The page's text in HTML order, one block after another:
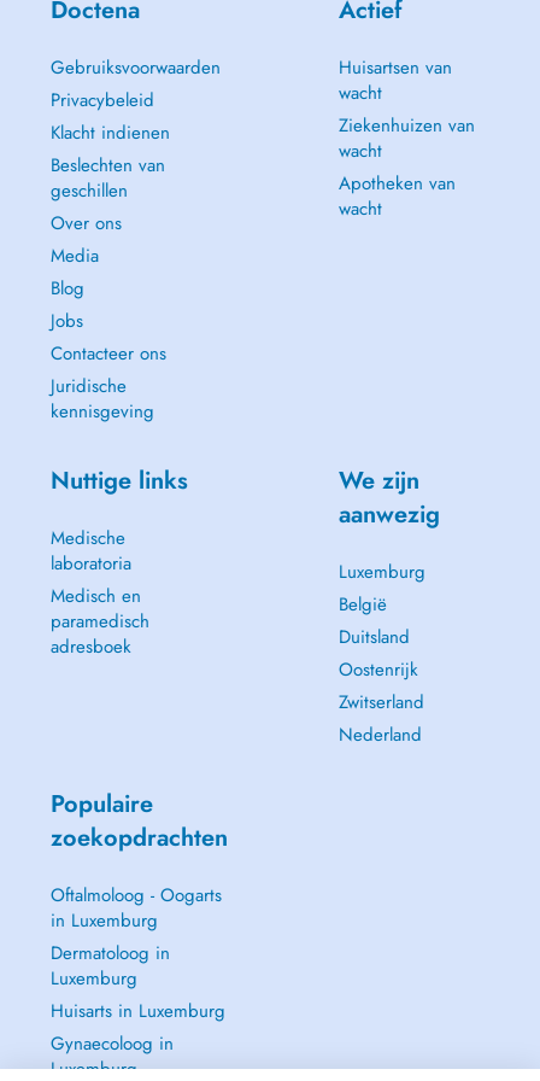
- Doigt à ressaut
Il est agréé et opère au Centre Hospitalier du Nord à Wiltz.
Doctena
Gebruiksvoorwaarden
Privacybeleid
Klacht indienen
Beslechten van
geschillen
Over ons
Media
Blog
Jobs
Contacteer ons
Juridische
kennisgeving
Actief
Huisartsen van
wacht
Ziekenhuizen van
wacht
Apotheken van
wacht
Nuttige links
Medische
laboratoria
Medisch en
paramedisch
adresboek
We zijn
aanwezig
Luxemburg
België
Duitsland
Oostenrijk
Zwitserland
Nederland
Populaire
zoekopdrachten
Oftalmoloog - Oogarts
in Luxemburg
Dermatoloog in
Luxemburg
Huisarts in Luxemburg
Gynaecoloog in
Luxemburg